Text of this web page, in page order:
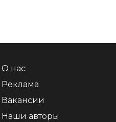
О нас
Реклама
Вакансии
Наши авторы